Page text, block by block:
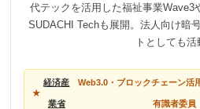
代テックを活用した福祉事業Wave3
SUDACHI Techも展開。法人向け暗
トとしても活
経済産
業省
Web3.0・ブロックチェーン活
有識者委員